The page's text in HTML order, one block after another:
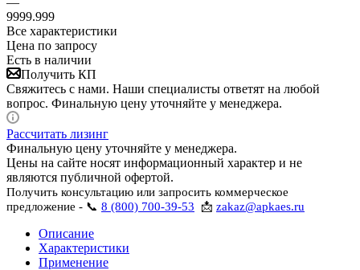
9999.999
Все характеристики
Цена по запросу
Есть в наличии
Получить КП
Свяжитесь с нами. Наши специалисты ответят на любой
вопрос. Финальную цену уточняйте у менеджера.
Рассчитать лизинг
Финальную цену уточняйте у менеджера.
Цены на сайте носят информационный характер и не
являются публичной офертой.
Получить консультацию или запросить коммерческое
предложение - 📞 8 (800) 700-39-53 📩 zakaz@apkaes.ru
Описание
Характеристики
Применение